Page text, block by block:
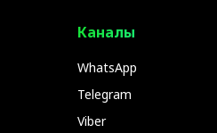
Каналы
WhatsApp
Telegram
Viber